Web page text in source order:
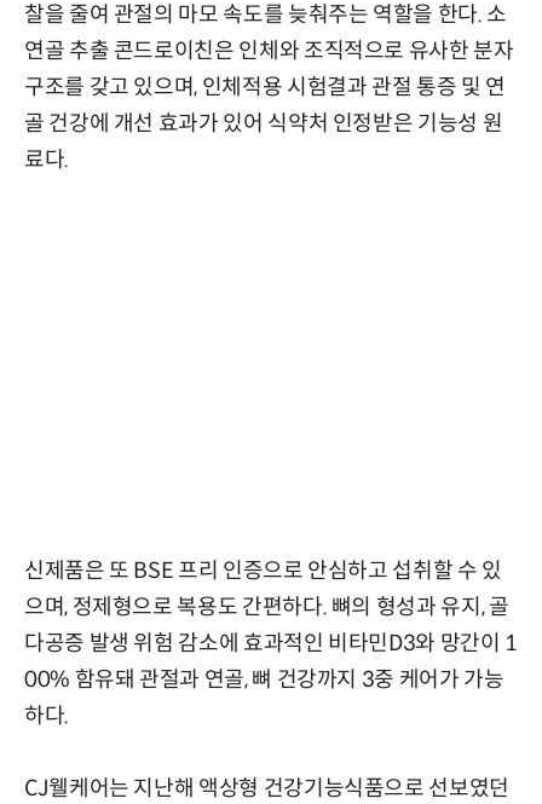
찰을 줄여 관절의 마모 속도를 늦춰주는 역할을 한다. 소
연골 추출 콘드로이친은 인체와 조직적으로 유사한 분자
구조를 갖고 있으며, 인체적용 시험결과 관절 통증 및 연
골 건강에 개선 효과가 있어 식약처 인정받은 기능성 원
료다.
신제품은 또 BSE 프리 인증으로 안심하고 섭취할 수 있
으며, 정제형으로 복용도 간편하다. 뼈의 형성과 유지, 골
다공증 발생 위험 감소에 효과적인 비타민D3와 망간이 1
00% 함유돼 관절과 연골, 뼈 건강까지 3중 케어가 가능
하다.
CJ웰케어는 지난해 액상형 건강기능식품으로 선보였던